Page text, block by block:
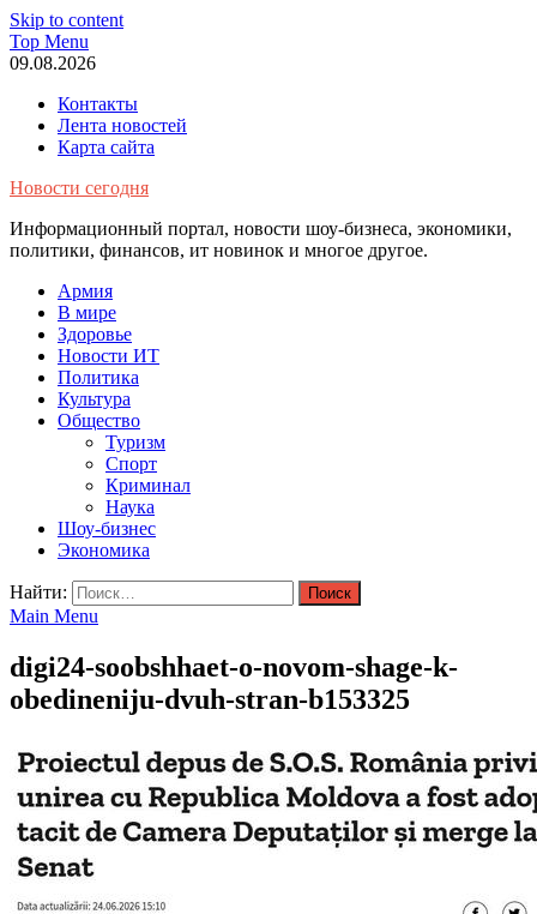
Skip to content
Top Menu
09.08.2026
Контакты
Лента новостей
Карта сайта
Новости сегодня
Информационный портал, новости шоу-бизнеса, экономики,
политики, финансов, ит новинок и многое другое.
Армия
В мире
Здоровье
Новости ИТ
Политика
Культура
Общество
Туризм
Спорт
Криминал
Наука
Шоу-бизнес
Экономика
Найти:
Main Menu
digi24-soobshhaet-o-novom-shage-k-
obedineniju-dvuh-stran-b153325